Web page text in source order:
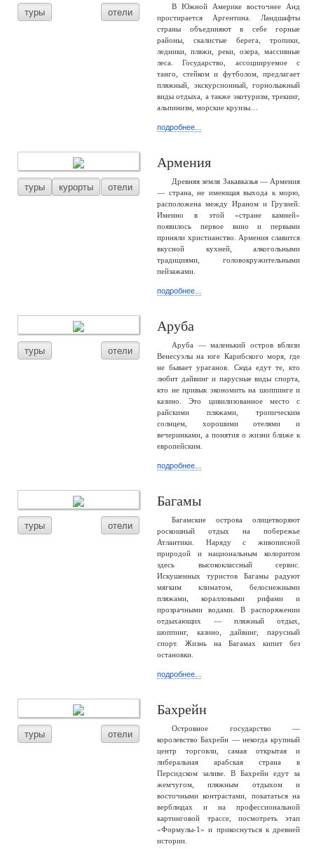
туры отели
В Южной Америке восточнее Анд
простирается Аргентина. Ландшафты
страны объединяют в себе горные
районы, скалистые берега, тропики,
ледники, пляжи, реки, озера, массивные
леса. Государство, ассоциируемое с
танго, стейком и футболом, предлагает
пляжный, экскурсионный, горнолыжный
виды отдыха, а также экотуризм, трекинг,
альпинизм, морские круизы…
подробнее...
туры курорты отели
Армения
Древняя земля Закавказья — Армения
— страна, не имеющая выхода к морю,
расположена между Ираном и Грузией.
Именно в этой «стране камней»
появилось первое вино и первыми
приняли христианство. Армения славится
вкусной кухней, алкогольными
традициями, головокружительными
пейзажами.
подробнее...
туры отели
Аруба
Аруба — маленький остров вблизи
Венесуэлы на юге Карибского моря, где
не бывает ураганов. Сюда едут те, кто
любит дайвинг и парусные виды спорта,
кто не привык экономить на шоппинге и
казино. Это цивилизованное место с
райскими пляжами, тропическим
солнцем, хорошими отелями и
вечеринками, а понятия о жизни ближе к
европейским.
подробнее...
туры отели
Багамы
Багамские острова олицетворяют
роскошный отдых на побережье
Атлантики. Наряду с живописной
природой и национальным колоритом
здесь высококлассный сервис.
Искушенных туристов Багамы радуют
мягким климатом, белоснежными
пляжами, коралловыми рифами и
прозрачными водами. В распоряжении
отдыхающих — пляжный отдых,
шоппинг, казино, дайвинг, парусный
спорт. Жизнь на Багамах кипит без
остановки.
подробнее...
туры отели
Бахрейн
Островное государство —
королевство Бахрейн — некогда крупный
центр торговли, самая открытая и
либеральная арабская страна в
Персидском заливе. В Бахрейн едут за
жемчугом, пляжным отдыхом и
восточными контрастами, покататься на
верблюдах и на профессиональной
картинговой трассе, посмотреть этап
«Формулы-1» и прикоснуться к древней
истории.